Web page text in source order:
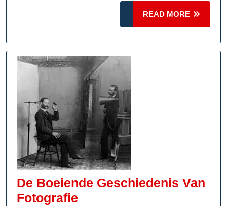
Beelden
READ MORE
MORE
De Boeiende Geschiedenis Van
Fotografie